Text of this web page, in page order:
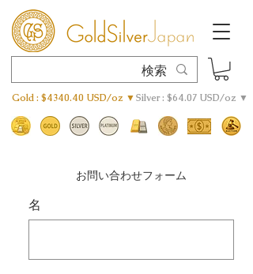
Gold : $4340.40 USD/oz ▼Silver : $64.07 USD/oz ▼
お問い合わせフォーム
名